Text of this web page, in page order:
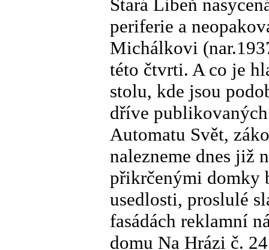
Stará Libeň
periferie a
Michálkovi
této čtvrti. A co je
stolu, kde jsou
dříve
Automatu Svět,
nalezneme dnes již
přikrčenými domky
usedlosti, proslulé
fasádách reklamní
domu Na Hrázi č.